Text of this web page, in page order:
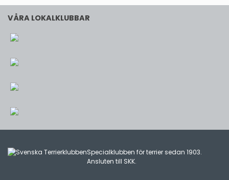
VÅRA LOKALKLUBBAR
Specialklubben för terrier sedan 1903.
Ansluten till SKK.